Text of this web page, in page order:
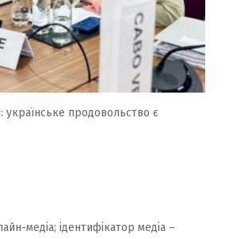
українське продовольство є
медіа; ідентифікатор медіа –